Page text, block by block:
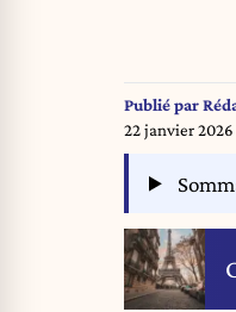
Publié par
22 janvier